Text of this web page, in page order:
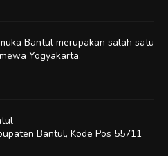
Bantul merupakan salah satu
Yogyakarta.
Bantul, Kode Pos 55711